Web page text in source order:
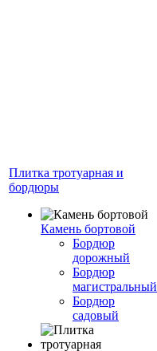
Плитка тротуарная и
бордюры
Камень бортовой
Бордюр
дорожный
Бордюр
магистральный
Бордюр
садовый